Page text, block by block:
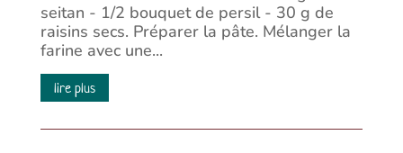
seitan - 1/2 bouquet de persil - 30 g de
raisins secs. Préparer la pâte. Mélanger la
farine avec une...
lire plus